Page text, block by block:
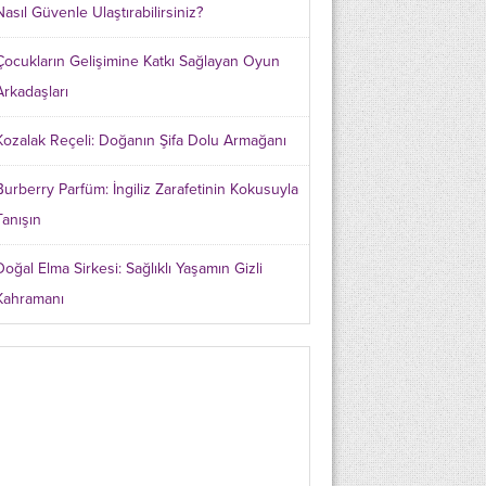
Güvenle Ulaştırabilirsiniz?
Gelişimine Katkı Sağlayan Oyun
Reçeli: Doğanın Şifa Dolu Armağanı
Parfüm: İngiliz Zarafetinin Kokusuyla
Elma Sirkesi: Sağlıklı Yaşamın Gizli